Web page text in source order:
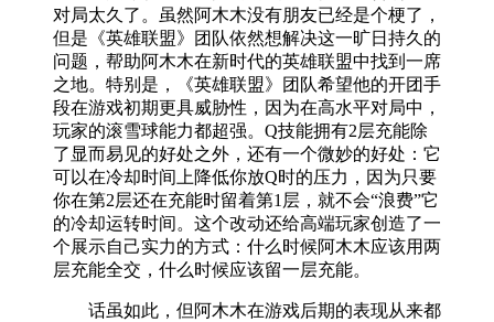
对局太久了。虽然阿木木没有朋友已经是个梗了，
但是《英雄联盟》团队依然想解决这一旷日持久的
问题，帮助阿木木在新时代的英雄联盟中找到一席
之地。特别是，《英雄联盟》团队希望他的开团手
段在游戏初期更具威胁性，因为在高水平对局中，
玩家的滚雪球能力都超强。Q技能拥有2层充能除
了显而易见的好处之外，还有一个微妙的好处：它
可以在冷却时间上降低你放Q时的压力，因为只要
你在第2层还在充能时留着第1层，就不会“浪费”它
的冷却运转时间。这个改动还给高端玩家创造了一
个展示自己实力的方式：什么时候阿木木应该用两
层充能全交，什么时候应该留一层充能。
话虽如此，但阿木木在游戏后期的表现从来都